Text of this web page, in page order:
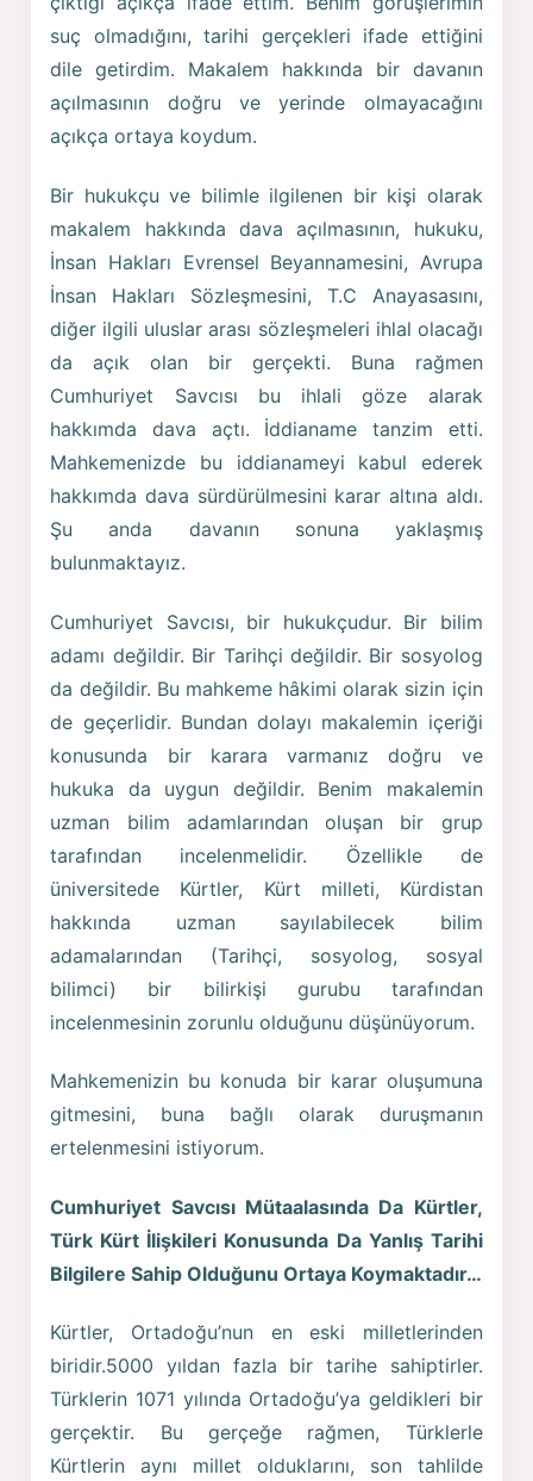
suç olmadığını, tarihi gerçekleri ifade ettiğini
dile getirdim. Makalem hakkında bir davanın
açılmasının doğru ve yerinde olmayacağını
açıkça ortaya koydum.
Bir hukukçu ve bilimle ilgilenen bir kişi olarak
makalem hakkında dava açılmasının, hukuku,
İnsan Hakları Evrensel Beyannamesini, Avrupa
İnsan Hakları Sözleşmesini, T.C Anayasasını,
diğer ilgili uluslar arası sözleşmeleri ihlal olacağı
da açık olan bir gerçekti. Buna rağmen
Cumhuriyet Savcısı bu ihlali göze alarak
hakkımda dava açtı. İddianame tanzim etti.
Mahkemenizde bu iddianameyi kabul ederek
hakkımda dava sürdürülmesini karar altına aldı.
Şu anda davanın sonuna yaklaşmış
bulunmaktayız.
Cumhuriyet Savcısı, bir hukukçudur. Bir bilim
adamı değildir. Bir Tarihçi değildir. Bir sosyolog
da değildir. Bu mahkeme hâkimi olarak sizin için
de geçerlidir. Bundan dolayı makalemin içeriği
konusunda bir karara varmanız doğru ve
hukuka da uygun değildir. Benim makalemin
uzman bilim adamlarından oluşan bir grup
tarafından incelenmelidir. Özellikle de
üniversitede Kürtler, Kürt milleti, Kürdistan
hakkında uzman sayılabilecek bilim
adamalarından (Tarihçi, sosyolog, sosyal
bilimci) bir bilirkişi gurubu tarafından
incelenmesinin zorunlu olduğunu düşünüyorum.
Mahkemenizin bu konuda bir karar oluşumuna
gitmesini, buna bağlı olarak duruşmanın
ertelenmesini istiyorum.
Cumhuriyet Savcısı Mütaalasında Da Kürtler,
Türk Kürt İlişkileri Konusunda Da Yanlış Tarihi
Bilgilere Sahip Olduğunu Ortaya Koymaktadır…
Kürtler, Ortadoğu’nun en eski milletlerinden
biridir.5000 yıldan fazla bir tarihe sahiptirler.
Türklerin 1071 yılında Ortadoğu’ya geldikleri bir
gerçektir. Bu gerçeğe rağmen, Türklerle
Kürtlerin aynı millet olduklarını, son tahlilde